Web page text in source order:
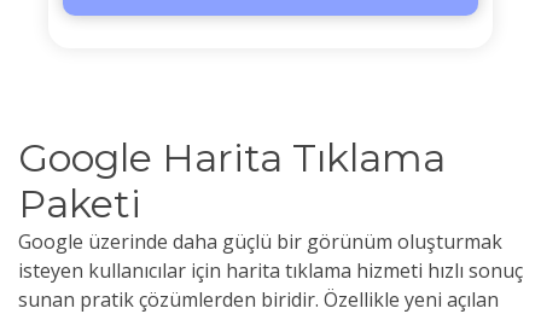
Google Harita Tıklama
Paketi
Google üzerinde daha güçlü bir görünüm oluşturmak
isteyen kullanıcılar için harita tıklama hizmeti hızlı sonuç
sunan pratik çözümlerden biridir. Özellikle yeni açılan